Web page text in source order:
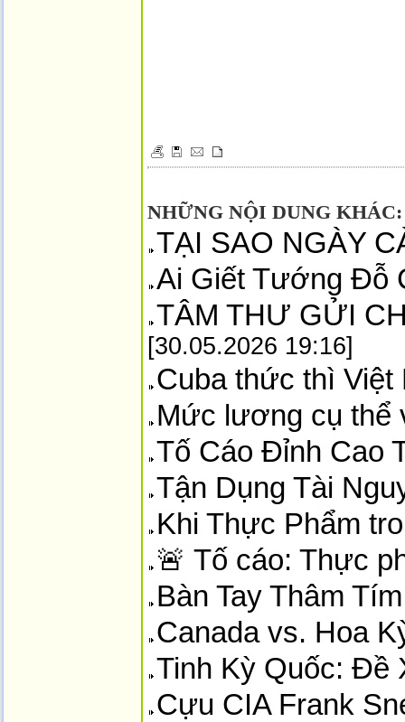
NHỮNG NỘI DUNG KHÁC:
TẠI SAO NGÀY
Ai Giết Tướng Đỗ
TÂM THƯ GỬI
[30.05.2026 19:16]
Cuba thức thì Việt
Mức lương cụ thể
Tố Cáo Đỉnh Cao
Tận Dụng Tài
Khi Thực Phẩm
🚨 Tố cáo: Thực
Bàn Tay Thâm
Canada vs. Hoa
Tinh Kỳ Quốc: Đề
Cựu CIA Frank